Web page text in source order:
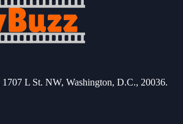
1707 L St. NW, Washington, D.C., 20036.